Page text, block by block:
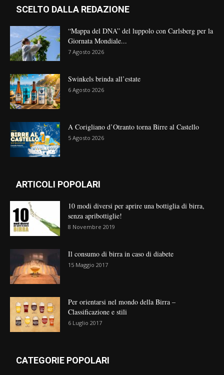
SCELTO DALLA REDAZIONE
“Mappa del DNA” del luppolo con Carlsberg per la
Giornata Mondiale...
7 Agosto 2026
Swinkels brinda all’estate
6 Agosto 2026
A Corigliano d’Otranto torna Birre al Castello
5 Agosto 2026
ARTICOLI POPOLARI
10 modi diversi per aprire una bottiglia di birra,
senza apribottiglie!
8 Novembre 2019
Il consumo di birra in caso di diabete
15 Maggio 2017
Per orientarsi nel mondo della Birra –
Classificazione e stili
6 Luglio 2017
CATEGORIE POPOLARI